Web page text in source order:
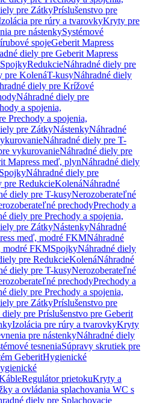
pre ZátkyPríslušenstvo pre
pre rúry a tvarovkyKryty pre
pre nástenkySystémové
spojeGeberit Mapress
diely pre Geberit Mapress
RedukcieNáhradné diely pre
pre KolenáT-kusyNáhradné diely
diely pre Krížové
Náhradné diely pre
a spojenia,
Prechody a spojenia,
pre ZátkyNástenkyNáhradné
Náhradné diely pre T-
vykurovanieNáhradné diely pre
Mapress meď, plynNáhradné diely
SpojkyNáhradné diely pre
pre RedukcieKolenáNáhradné
diely pre T-kusyNerozoberateľné
prechodyPrechody a
diely pre Prechody a spojenia,
pre ZátkyNástenkyNáhradné
meď, modré FKMNáhradné
modré FKMSpojkyNáhradné diely
pre RedukcieKolenáNáhradné
diely pre T-kusyNerozoberateľné
prechodyPrechody a
diely pre Prechody a spojenia,
pre ZátkyPríslušenstvo pre
diely pre Príslušenstvo pre Geberit
Izolácia pre rúry a tvarovkyKryty
pre nástenkyNáhradné diely
tesneniaSúpravy skrutiek pre
GeberitHygienické
Regulátor prietokuKryty a
a ovládania splachovania WC s
diely pre Splachovacie